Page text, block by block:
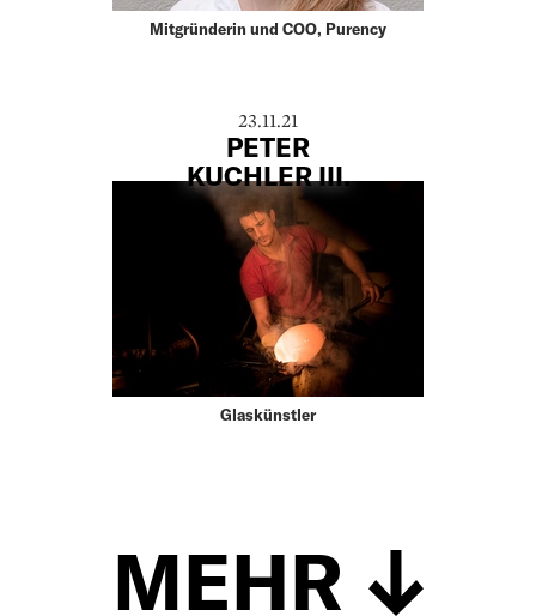
Mitgründerin und COO, Purency
23.11.21
PETER
KUCHLER III.
Glaskünstler
MEHR